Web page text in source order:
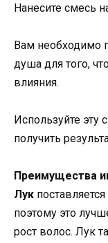
Нанесите смесь
Вам необходимо
душа для того,
влияния.
Используйте
получить
Преимущества
Лук
поэтому это
рост волос. Лук